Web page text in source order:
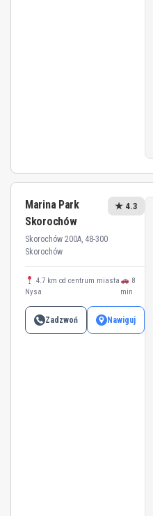
Marina Park
Skorochów
Skorochów 200A, 48-300
Skorochów
★ 4.3
4.7 km od centrum miasta
Nysa
8
min
Zadzwoń Nawiguj